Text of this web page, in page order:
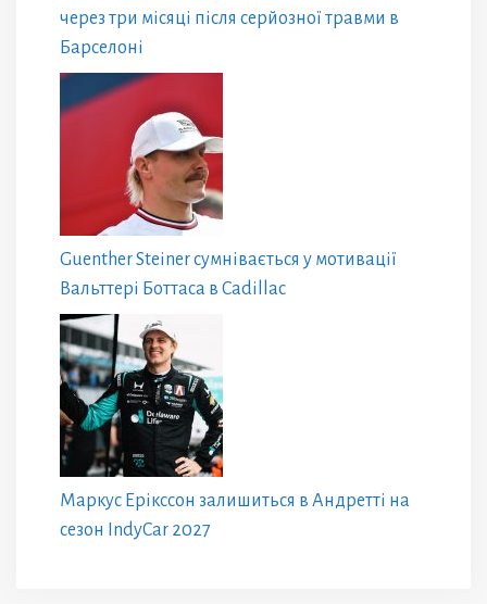
через три місяці після серйозної травми в
Барселоні
Guenther Steiner сумнівається у мотивації
Вальттері Боттаса в Cadillac
Маркус Ерікссон залишиться в Андретті на
сезон IndyCar 2027